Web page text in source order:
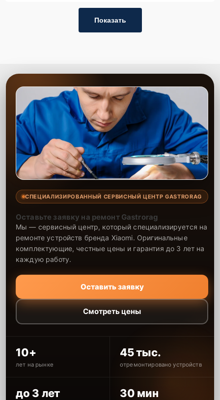
Показать
СПЕЦИАЛИЗИРОВАННЫЙ СЕРВИСНЫЙ ЦЕНТР GASTRORAG
Оставьте заявку на ремонт Gastrorag
Мы — сервисный центр, который специализируется на
ремонте устройств бренда Xiaomi. Оригинальные
комплектующие, честные цены и гарантия до 3 лет на
каждую работу.
Оставить заявку
Смотреть цены
10+
лет на рынке
45 тыс.
отремонтировано устройств
до 3 лет 30 мин